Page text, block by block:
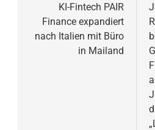
KI-Fintech PAIR
Finance expandiert
nach Italien mit Büro
in Mailand